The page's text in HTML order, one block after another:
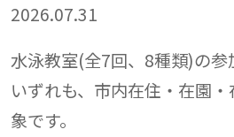
2026.07.31
水泳教室(全7回、8種類)の参
いずれも、市内在住・在園
象です。